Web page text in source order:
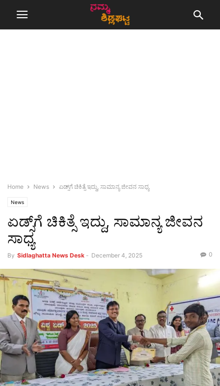
Home News ಏಡ್ಸ್‌ಗೆ ಚಿಕಿತ್ಸೆ ಇದ್ದು, ಸಾಮಾನ್ಯ ಜೀವನ ಸಾಧ್ಯ
News
ಏಡ್ಸ್‌ಗೆ ಚಿಕಿತ್ಸೆ ಇದ್ದು, ಸಾಮಾನ್ಯ ಜೀವನ
ಸಾಧ್ಯ
By Sidlaghatta News Desk - December 4, 2025 0